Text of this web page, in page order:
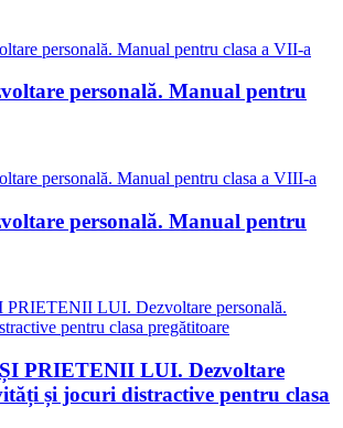
personală. Manual pentru
personală. Manual pentru
PRIETENII LUI. Dezvoltare
și jocuri distractive pentru clasa